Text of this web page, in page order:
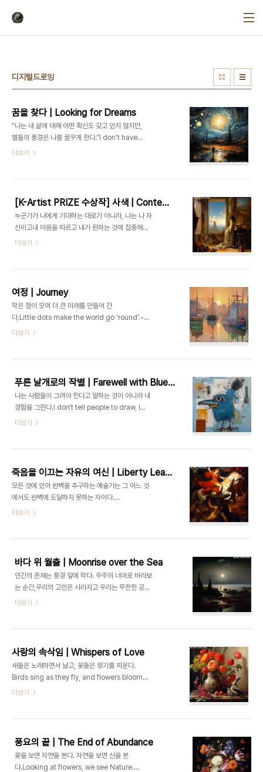
디지털드로잉
꿈을 찾다 | Looking for Dreams
“나는 내 삶에 대해 어떤 확신도 갖고 있지 않지만,
별들의 풍경은 나를 꿈꾸게 한다.”I don't have
any confidence about my life. However,
Dreams ART FLOW ERA | Post-
Impressionism | Vincent Van Gogh, Paul Cézanne, Paul Gauguin, etc.
작품시대 | 후기 인상주의 | 빈센트 반 고흐, 폴 세
잔, 폴 고
갱 등 ▫️ https://ArtVanguard.co.kr▫️ BUY NFT ART : https://opensea.io/ART-
더보기
[K-Artist PRIZE 수상작] 사색 | Contemplation
누군가가 나에게 기대하는 대로가 아니라, 나는 나 자
신이고내 마음을 따르고 내가 원하는 것에 집중해야
한다.I am who I am and I must follow my
작] 사색 | Contemplation 누군가가 나에게 기대
하는 대로가 아니라, 나는 나 자신이고 내 마음을 따
르고 내가 원하는 것에 집중해야 한다. 자아의 인식과
자기 정체성을 인지하고 내적 욕망과 열망에 집중하
여 개인적인 발전과 성장과정의 중요성을 강조하는
..
더보기
여정 | Journey
작은 점이 모여 더 큰 미래를 만들어 간
다.Little dots make the world go 'round’.- 폴 시
냐크 Paul Signac 여
미유 피사
로 등 ▫️ https://ArtVanguard.co.kr▫️ BUY NFT ART : https://opensea.io/ART-
TRIP▫️ Artist : https://www.instagram.com/art.trip_jay▫️ Shop : 행
운의 굿즈 🔗클릭>👈 © 2022-2024 ArtTrip
of ArtVan..
더보기
푸른 날개로의 작별 | Farewell with Blue Wings
나는 사람들이 그려야 한다고 말하는 것이 아니라 내
경험을 그린다.I don‘t tell people to draw, I
paint my experiences.- 장 미쉘 바스키아
Banksy, Keith Haring, Barbara Kruger,
Gordon Mata-Clark, etc.작품시대 | 거리미술 |
장-미셸 바스키아, 뱅크시, 키스 해링, 바바라 크루
거, 고든 마타 클락
등 ▫️ https://ArtVanguard.co.kr▫️ BUY NFT ART : https://opensea.io/ART-..
더보기
죽음을 이끄는 자유의 여신 | Liberty Leading the Death
모든 것에 있어 완벽을 추구하는 예술가는 그 어느 것
에서도 완벽에 도달하지 못하는 자이다.
Artists who seek perfection in everything are those
신 | Liberty Leading the Death ART FLOW ERA | Romanticism | Eugène
작품시대 | 낭만주의 | 외젠 들라크루아, 프란시스
코 고야, 카스파 다비트 프리드리
히 등 ▫️ https://ArtVanguard.co.kr▫️ BUY NFT ART : https..
더보기
바다 위 월출 | Moonrise over the Sea
인간의 존재는 풍경 앞에 작다. 우주의 너머로 바라보
는 순간,우리의 고민은 사라지고 우리는 무한한 공간
에서 작은 입자가 된다.Human existence is
become tiny particles in infinite space.- 카
스파 다비드 프리드리
히 Caspar David Friedrich 바다 위 월
출 | Moonrise over the Sea ART FLOW ERA | Romanticism | Eugène
더보기
사랑의 속삭임 | Whispers of Love
새들은 노래하면서 날고, 꽃들은 향기를 피운다.
Birds sing as they fly, and flowers bloom with fragrance.- 빅
토르 위고 Victor Hugo 사랑의 속삭
임 | Whispers of Love ART FLOW ERA | Baroque | Caravaggio, Rembrandt
렌 등 ▫️ https://ArtVanguard.co.kr▫️ BUY NFT ART : https://opensea.io/ART-
TRIP▫️ Artist : https://www.instagram.com/art.trip_jay▫️ Shop : 행
운의 굿즈 🔗클..
더보기
풍요의 끝 | The End of Abundance
꽃을 보면 자연을 본다. 자연을 보면 신을 본
다.Looking at flowers, we see Nature.